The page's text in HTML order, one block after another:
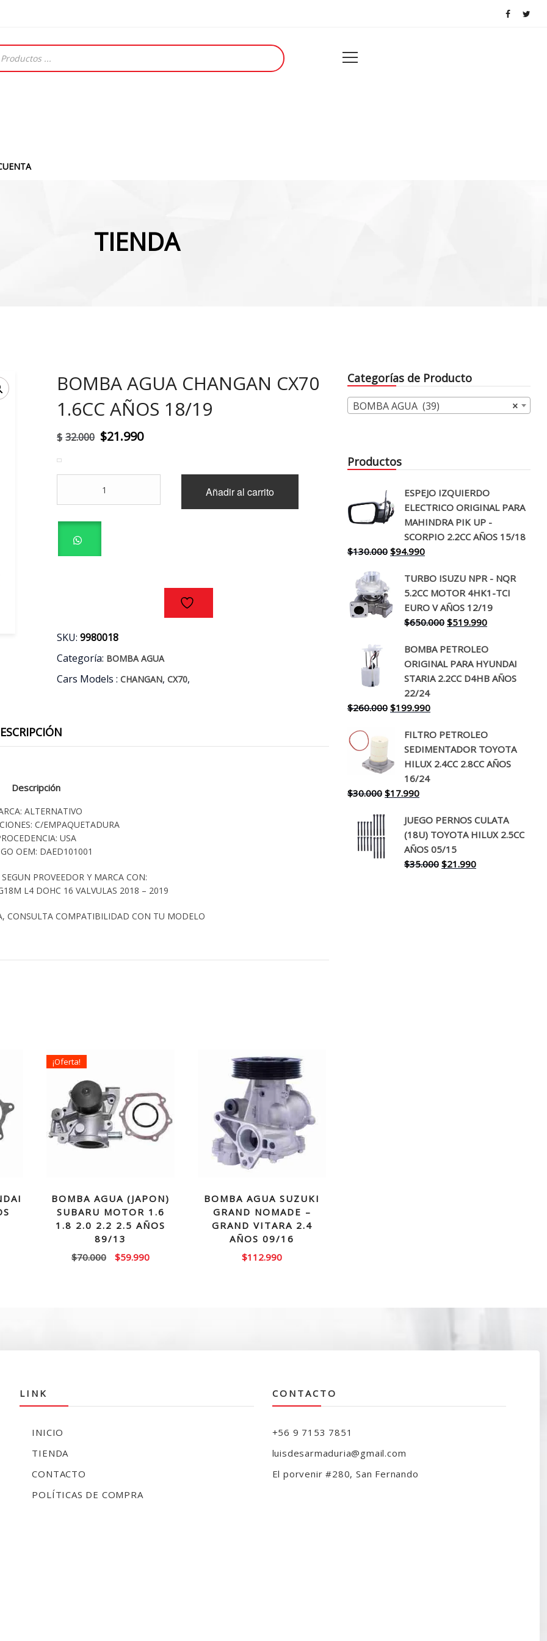
TIENDA
BOMBA AGUA CHANGAN CX70
1.6CC AÑOS 18/19
$ 32.000 El
original
era:
$21.990El
actual
$21.990.
CHANGAN
CX70
AÑOS
18/19
Añadir al carrito
SKU:9980018
Categoría: BOMBA AGUA
Cars Models :CHANGAN,CX70,
Descripción
ALTERNATIVO
C/EMPAQUETADURA
USA
OEM: DAED101001
PROVEEDOR Y MARCA CON:
L4 DOHC 16 VALVULAS 2018 – 2019
CONSULTA COMPATIBILIDAD CON TU MODELO
¡Oferta!
BOMBA AGUA (JAPON)
SUBARU MOTOR 1.6
1.8 2.0 2.2 2.5 AÑOS
89/13
$70.000
El
$59.990El
BOMBA AGUA SUZUKI
GRAND NOMADE –
GRAND VITARA 2.4
AÑOS 09/16
$112.990
Categorías de Producto
×
BOMBA AGUA (39)
Productos
ESPEJO IZQUIERDO
ELECTRICO ORIGINAL PARA
MAHINDRA PIK UP -
SCORPIO 2.2CC AÑOS 15/18
$130.000 El
original
era:
$130.000.
$94.990El
actual
es:
$94.990.
TURBO ISUZU NPR - NQR
5.2CC MOTOR 4HK1-TCI
EURO V AÑOS 12/19
$650.000 El
original
era:
$650.000.
$519.990El
actual
es:
$519.990.
BOMBA PETROLEO
ORIGINAL PARA HYUNDAI
STARIA 2.2CC D4HB AÑOS
22/24
$260.000 El
original
era:
$260.000.
$199.990El
actual
es:
$199.990.
FILTRO PETROLEO
SEDIMENTADOR TOYOTA
HILUX 2.4CC 2.8CC AÑOS
16/24
$30.000 El
original
era:
$30.000.
$17.990El
actual
es:
$17.990.
JUEGO PERNOS CULATA
(18U) TOYOTA HILUX 2.5CC
AÑOS 05/15
$35.000 El
$21.990El
LINK
INICIO
TIENDA
CONTACTO
POLÍTICAS DE COMPRA
CONTACTO
+56 9 7153 7851
luisdesarmaduria@gmail.com
El porvenir #280, San Fernando